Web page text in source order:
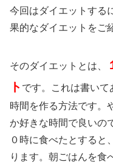
今回はダイエットする
果的なダイエットをご
そのダイエットとは、
ト です。これは書い
時間を作る方法です。
か好きな時間で良いの
０時に食べたとすると
ります。朝ごはんを食